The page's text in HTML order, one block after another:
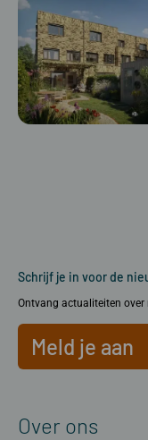
Schrijf je in voor de
Ontvang actualiteiten
Meld je aan
Over ons